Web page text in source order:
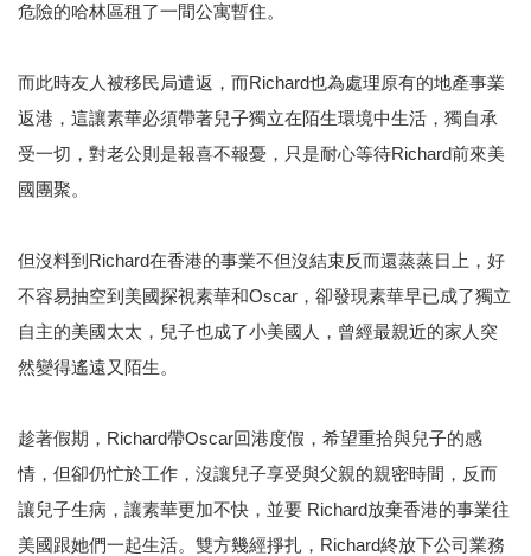
危險的哈林區租了一間公寓暫住。
而此時友人被移民局遣返，而Richard也為處理原有的地產事業
返港，這讓素華必須帶著兒子獨立在陌生環境中生活，獨自承
受一切，對老公則是報喜不報憂，只是耐心等待Richard前來美
國團聚。
但沒料到Richard在香港的事業不但沒結束反而還蒸蒸日上，好
不容易抽空到美國探視素華和Oscar，卻發現素華早已成了獨立
自主的美國太太，兒子也成了小美國人，曾經最親近的家人突
然變得遙遠又陌生。
趁著假期，Richard帶Oscar回港度假，希望重拾與兒子的感
情，但卻仍忙於工作，沒讓兒子享受與父親的親密時間，反而
讓兒子生病，讓素華更加不快，並要 Richard放棄香港的事業往
美國跟她們一起生活。雙方幾經掙扎，Richard終放下公司業務